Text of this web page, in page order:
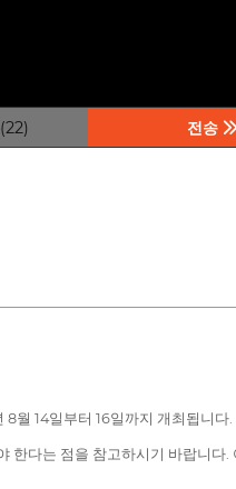
전송
월 14일부터 16일까지 개최됩니다.
한다는 점을 참고하시기 바랍니다.